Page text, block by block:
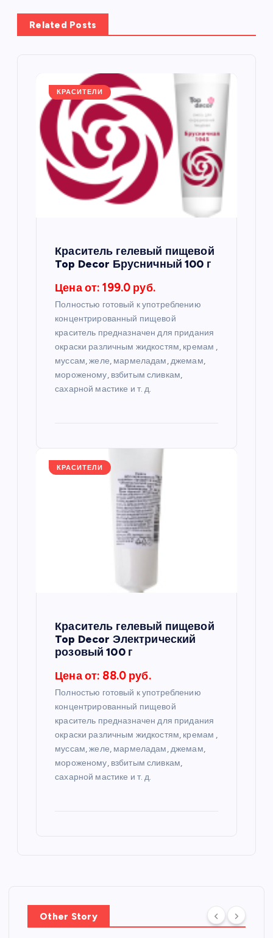
Related Posts
КРАСИТЕЛИ
Краситель гелевый пищевой
Top Decor Брусничный 100 г
Цена от: 199.0 руб.
Полностью готовый к употреблению
концентрированный пищевой
краситель предназначен для придания
окраски различным жидкостям, кремам ,
муссам, желе, мармеладам, джемам,
мороженому, взбитым сливкам,
сахарной мастике и т. д.
КРАСИТЕЛИ
Краситель гелевый пищевой
Top Decor Электрический
розовый 100 г
Цена от: 88.0 руб.
Полностью готовый к употреблению
концентрированный пищевой
краситель предназначен для придания
окраски различным жидкостям, кремам ,
муссам, желе, мармеладам, джемам,
мороженому, взбитым сливкам,
сахарной мастике и т. д.
Other Story